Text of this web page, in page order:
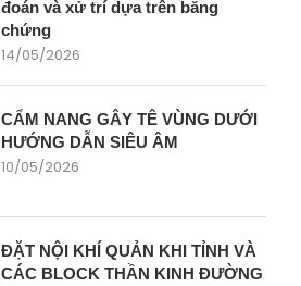
đoán và xử trí dựa trên bằng
chứng
14/05/2026
CẨM NANG GÂY TÊ VÙNG DƯỚI
HƯỚNG DẪN SIÊU ÂM
10/05/2026
ĐẶT NỘI KHÍ QUẢN KHI TỈNH VÀ
CÁC BLOCK THẦN KINH ĐƯỜNG